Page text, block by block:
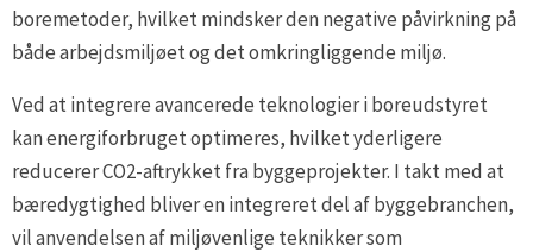
boremetoder, hvilket mindsker den negative påvirkning på
både arbejdsmiljøet og det omkringliggende miljø.
Ved at integrere avancerede teknologier i boreudstyret
kan energiforbruget optimeres, hvilket yderligere
reducerer CO2-aftrykket fra byggeprojekter. I takt med at
bæredygtighed bliver en integreret del af byggebranchen,
vil anvendelsen af miljøvenlige teknikker som